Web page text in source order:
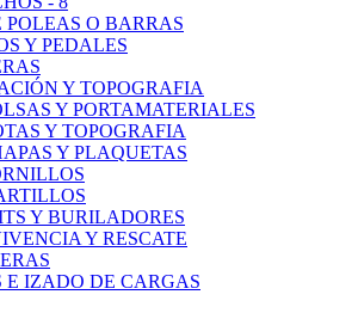
POLEAS O BARRAS
Y PEDALES
Y TOPOGRAFIA
Y PORTAMATERIALES
Y TOPOGRAFIA
Y PLAQUETAS
Y BURILADORES
Y RESCATE
E IZADO DE CARGAS